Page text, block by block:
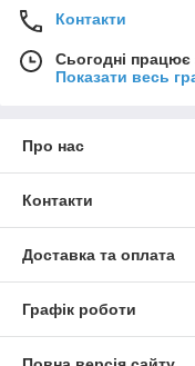
Контакти
Сьогодні працює
Показати весь
Про нас
Контакти
Доставка та оплата
Графік роботи